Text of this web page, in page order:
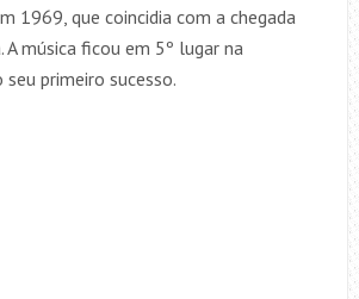
1969, que coincidia com a chegada
A música ficou em 5º lugar na
primeiro sucesso.